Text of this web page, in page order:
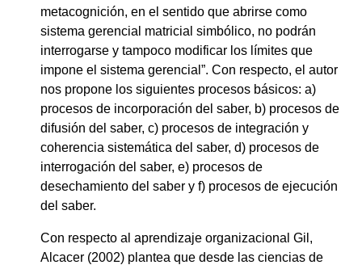
metacognición, en el sentido que abrirse como
sistema gerencial matricial simbólico, no podrán
interrogarse y tampoco modificar los límites que
impone el sistema gerencial”. Con respecto, el autor
nos propone los siguientes procesos básicos: a)
procesos de incorporación del saber, b) procesos de
difusión del saber, c) procesos de integración y
coherencia sistemática del saber, d) procesos de
interrogación del saber, e) procesos de
desechamiento del saber y f) procesos de ejecución
del saber.
Con respecto al aprendizaje organizacional Gil,
Alcacer (2002) plantea que desde las ciencias de